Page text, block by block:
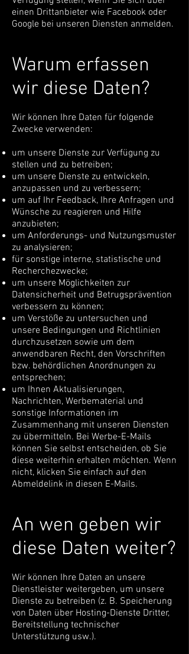
einen Drittanbieter wie Facebook oder
Google bei unseren Diensten anmelden.
Warum erfassen
wir diese Daten?
Wir können Ihre Daten für folgende
Zwecke verwenden:
um unsere Dienste zur Verfügung zu
stellen und zu betreiben;
um unsere Dienste zu entwickeln,
anzupassen und zu verbessern;
um auf Ihr Feedback, Ihre Anfragen und
Wünsche zu reagieren und Hilfe
anzubieten;
um Anforderungs- und Nutzungsmuster
zu analysieren;
für sonstige interne, statistische und
Recherchezwecke;
um unsere Möglichkeiten zur
Datensicherheit und Betrugsprävention
verbessern zu können;
um Verstöße zu untersuchen und
unsere Bedingungen und Richtlinien
durchzusetzen sowie um dem
anwendbaren Recht, den Vorschriften
bzw. behördlichen Anordnungen zu
entsprechen;
um Ihnen Aktualisierungen,
Nachrichten, Werbematerial und
sonstige Informationen im
Zusammenhang mit unseren Diensten
zu übermitteln. Bei Werbe-E-Mails
können Sie selbst entscheiden, ob Sie
diese weiterhin erhalten möchten. Wenn
nicht, klicken Sie einfach auf den
Abmeldelink in diesen E-Mails.
An wen geben wir
diese Daten weiter?
Wir können Ihre Daten an unsere
Dienstleister weitergeben, um unsere
Dienste zu betreiben (z. B. Speicherung
von Daten über Hosting-Dienste Dritter,
Bereitstellung technischer
Unterstützung usw.).